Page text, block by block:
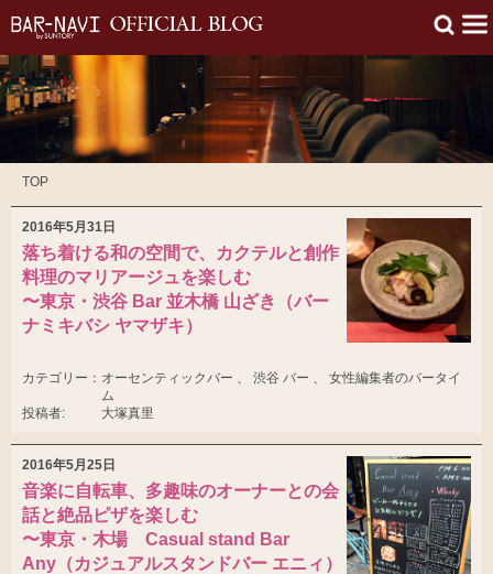
TOP
2016年5月31日
落ち着ける和の空間で、カクテルと創作
料理のマリアージュを楽しむ
〜東京・渋谷 Bar 並木橋 山ざき（バー
ナミキバシ ヤマザキ）
カテゴリー： オーセンティックバー 、 渋谷 バー 、 女性編集者のバータイ
ム
投稿者:
大塚真里
2016年5月25日
音楽に自転車、多趣味のオーナーとの会
話と絶品ピザを楽しむ
〜東京・木場 Casual stand Bar
Any（カジュアルスタンドバー エニィ）